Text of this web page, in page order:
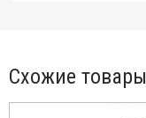
Схожие товары